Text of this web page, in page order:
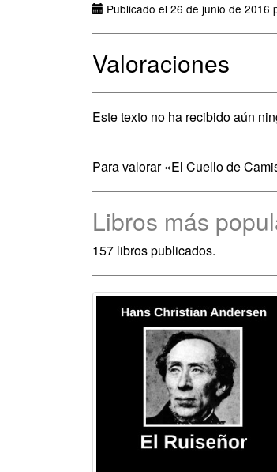
Publicado el 26 de junio de 2016
Valoraciones
Este texto no ha recibido aún
Para valorar «El Cuello de
Libros más
157 libros publicados.